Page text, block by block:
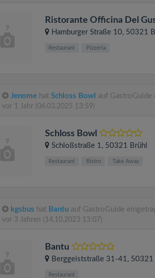
Ristorante Officina Del
Hamburger Straße 10, 50321
Restaurant Pizzeria
Jenome hat Schloss Bowl auf GastroGuide
vor 1 Jahr (06.03.2025 13:59)
Schloss Bowl
Schloßstraße 1, 50321 Brühl
Restaurant Bistro Take Away
kgsbus hat Bantu auf GastroGuide
vor 3 Jahren (14.10.2023 13:07)
Bantu
Berggeiststraße 31-41, 50321
Restaurant